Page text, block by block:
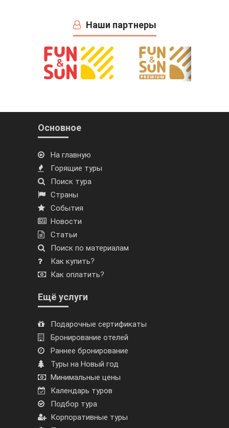
Наши партнеры
Основное
На главную
Горящие туры
Поиск тура
Страны
События
Новости
Статьи
Поиск по материалам
Как купить?
Как оплатить?
Ещё услуги
Подарочные сертификаты
Бронирование отелей
Раннее бронирование
Туры на Новый год
Минимальные цены
Календарь туров
Подбор тура
Корпоративные туры